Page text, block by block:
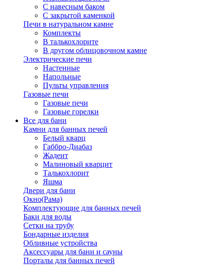
С навесным баком
С закрытой каменкой
Печи в натуральном камне
Комплекты
В талькохлорите
В другом облицовочном камне
Электрические печи
Настенные
Напольные
Пульты управления
Газовые печи
Газовые печи
Газовые горелки
Все для бани
Камни для банных печей
Белый кварц
Габбро-Диабаз
Жадеит
Малиновый кварцит
Талькохлорит
Яшма
Двери для бани
Окно(Рама)
Комплектующие для банных печей
Баки для воды
Сетки на трубу
Бондарные изделия
Обливные устройства
Аксессуары для бани и сауны
Порталы для банных печей